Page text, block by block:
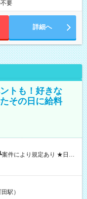
要
詳細へ
トも！好きな
その日に給料
に現金GET♪ お仕事後はコ
試用期間】試
駅）